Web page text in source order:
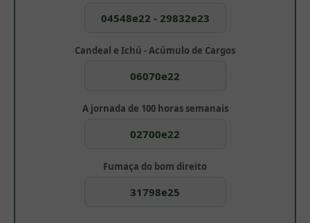
04548e22 - 29832e23
Candeal e Ichú - Acúmulo de Cargos
06070e22
A jornada de 100 horas semanais
02700e22
Fumaça do bom direito
31798e25